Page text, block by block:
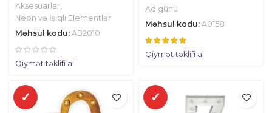
Aksesuarlar
Neon və İşıqlı Elementlər
Məhsul kodu: AB2010
Qiymət təklifi al
Ad günü
Məhsul kodu: A0158
Qiymət təklifi al
✓ ✓